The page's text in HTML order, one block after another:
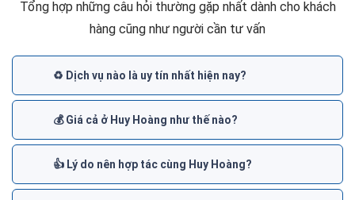
Tổng hợp những câu hỏi thường gặp nhất dành cho khách
hàng cũng như người cần tư vấn
♻️ Dịch vụ nào là uy tín nhất hiện nay?
💰 Giá cả ở Huy Hoàng như thế nào?
👍 Lý do nên hợp tác cùng Huy Hoàng?